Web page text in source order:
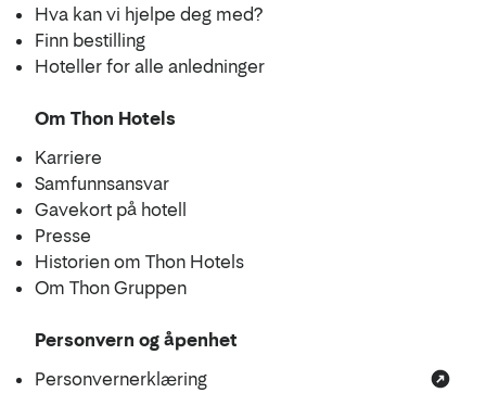
Hva kan vi hjelpe deg med?
Finn bestilling
Hoteller for alle anledninger
Om Thon Hotels
Karriere
Samfunnsansvar
Gavekort på hotell
Presse
Historien om Thon Hotels
Om Thon Gruppen
Personvern og åpenhet
Personvernerklæring